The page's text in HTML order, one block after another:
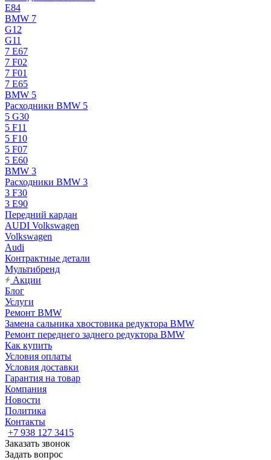
E84
BMW 7
G12
G11
7 Е67
7 F02
7 F01
7 E65
BMW 5
Расходники BMW 5
5 G30
5 F11
5 F10
5 F07
5 E60
BMW 3
Расходники BMW 3
3 F30
3 E90
Передний кардан
AUDI Volkswagen
Volkswagen
Audi
Контрактные детали
Мультибренд
Акции
Блог
Услуги
Ремонт BMW
Замена сальника хвостовика редуктора BMW
Ремонт переднего заднего редуктора BMW
Как купить
Условия оплаты
Условия доставки
Гарантия на товар
Компания
Новости
Политика
Контакты
+7 938 127 3415
Заказать звонок
Задать вопрос